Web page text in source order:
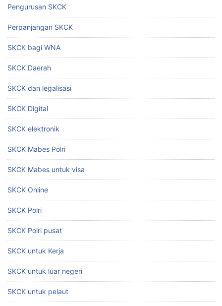
Pengurusan SKCK
Perpanjangan SKCK
SKCK bagi WNA
SKCK Daerah
SKCK dan legalisasi
SKCK Digital
SKCK elektronik
SKCK Mabes Polri
SKCK Mabes untuk visa
SKCK Online
SKCK Polri
SKCK Polri pusat
SKCK untuk Kerja
SKCK untuk luar negeri
SKCK untuk pelaut